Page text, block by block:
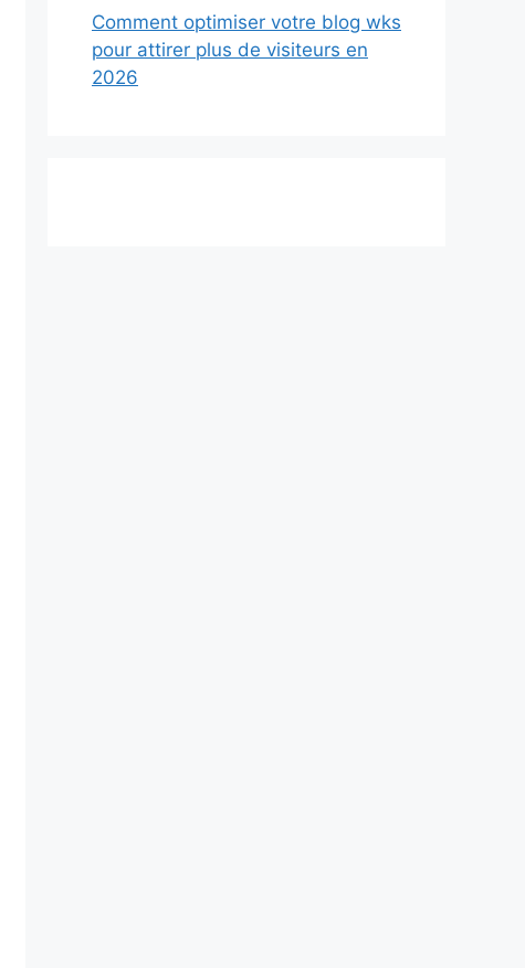
Comment optimiser votre blog wks
pour attirer plus de visiteurs en
2026